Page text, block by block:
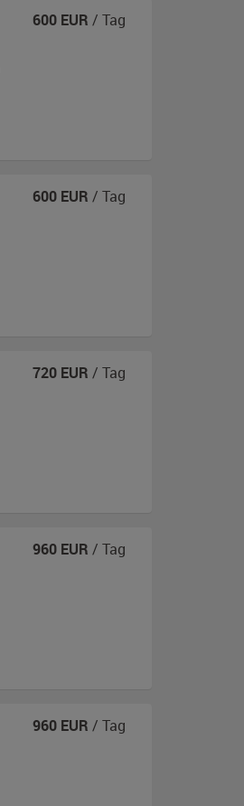
600 EUR / Tag
600 EUR / Tag
720 EUR / Tag
960 EUR / Tag
960 EUR / Tag